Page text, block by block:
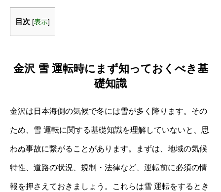
目次 [表示]
金沢 雪 運転時にまず知っておくべき基
礎知識
金沢は日本海側の気候で冬には雪が多く降ります。その
ため、雪 運転に関する基礎知識を理解していないと、思
わぬ事故に繋がることがあります。まずは、地域の気候
特性、道路の状況、規制・法律など、運転前に必須の情
報を押さえておきましょう。これらは雪 運転をするとき